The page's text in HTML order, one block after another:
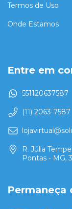
Termos de Uso
Onde Estamos
Entre em
551120637587
(11) 2063-7587
R. Júlia
Pontas - MG,
Permaneça